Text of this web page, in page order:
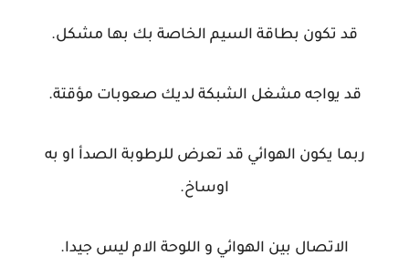
قد تكون بطاقة السيم الخاصة بك بها مشكل.
قد يواجه مشغل الشبكة لديك صعوبات مؤقتة.
ربما يكون الهوائي قد تعرض للرطوبة الصدأ او به
اوساخ.
الاتصال بين الهوائي و اللوحة الام ليس جيدا.